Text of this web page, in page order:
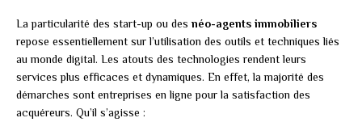
La particularité des start-up ou des néo-agents immobiliers
repose essentiellement sur l’utilisation des outils et techniques liés
au monde digital. Les atouts des technologies rendent leurs
services plus efficaces et dynamiques. En effet, la majorité des
démarches sont entreprises en ligne pour la satisfaction des
acquéreurs. Qu’il s’agisse :